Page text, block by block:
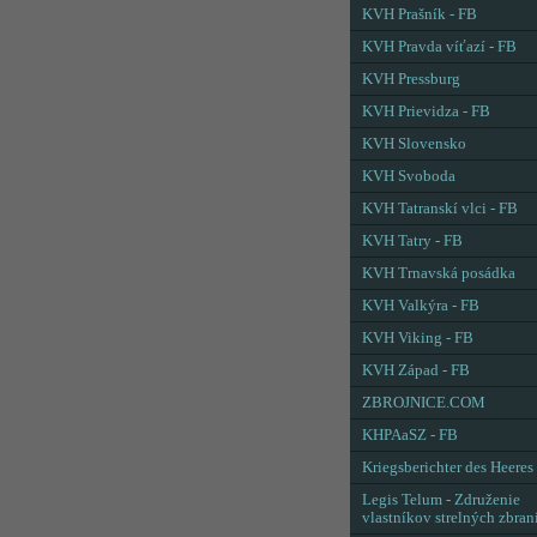
KVH Prašník - FB
KVH Pravda víťazí - FB
KVH Pressburg
KVH Prievidza - FB
KVH Slovensko
KVH Svoboda
KVH Tatranskí vlci - FB
KVH Tatry - FB
KVH Trnavská posádka
KVH Valkýra - FB
KVH Viking - FB
KVH Západ - FB
ZBROJNICE.COM
KHPAaSZ - FB
Kriegsberichter des Heeres
Legis Telum - Združenie
vlastníkov strelných